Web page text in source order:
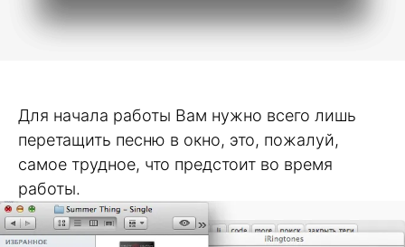
Для начала работы Вам нужно всего лишь
перетащить песню в окно, это, пожалуй,
самое трудное, что предстоит во время
работы.